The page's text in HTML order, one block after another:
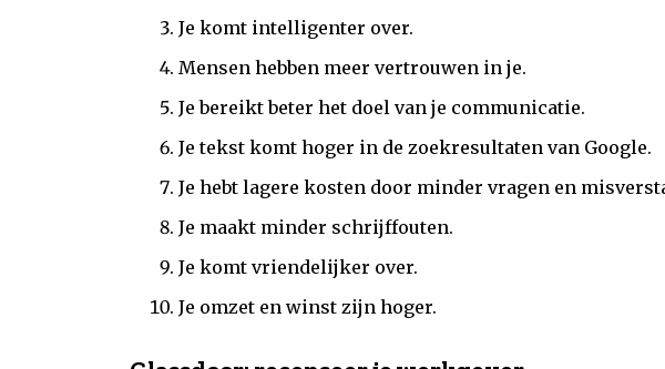
Je komt intelligenter over.
Mensen hebben meer vertrouwen in je.
Je bereikt beter het doel van je communicatie.
Je tekst komt hoger in de zoekresultaten van Google.
Je hebt lagere kosten door minder vragen en
Je maakt minder schrijffouten.
Je komt vriendelijker over.
Je omzet en winst zijn hoger.